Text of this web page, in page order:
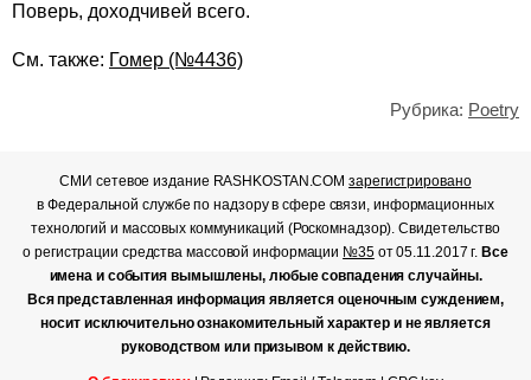
Поверь, доходчивей всего.
См. также: Гомер (№4436)
Рубрика: Poetry
СМИ сетевое издание RASHKOSTAN.COMзарегистрировано
в Федеральной службе по надзору в сфере связи, информационных
технологий и массовых коммуникаций (Роскомнадзор). Свидетельство
о регистрации средства массовой информации №35от 05.11.2017 г. Все
имена и события вымышлены, любые совпадения случайны.
Вся представленная информация является оценочным суждением,
носит исключительно ознакомительный характер и не является
руководством или призывом к действию.